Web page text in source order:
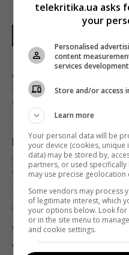
Микеланджело"
В войне произошла
которая очень не
18:12 воскресенье, 09 августа
Гороскоп на 10
Близнецам - старые
цели
18:00 воскресенье, 09 августа
В египетских
Деньги потекут
зодиака ждет
9 августа 2026, 18:34
Без химии и липких
лайфхак, который
9 августа 2026, 18:33
Украинцев
фольги в
делать
telekritika.ua asks
your
Personalised
content
services development
Store and/or access
Learn more
Your personal data will be
your device (cookies,
data) may be stored by,
partners, or used
may use precise geolocation
Some vendors may process
of legitimate interest, which
your options below. Look
or in the site menu to
and cookie settings.